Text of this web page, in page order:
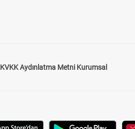
KVKK Aydınlatma Metni Kurumsal